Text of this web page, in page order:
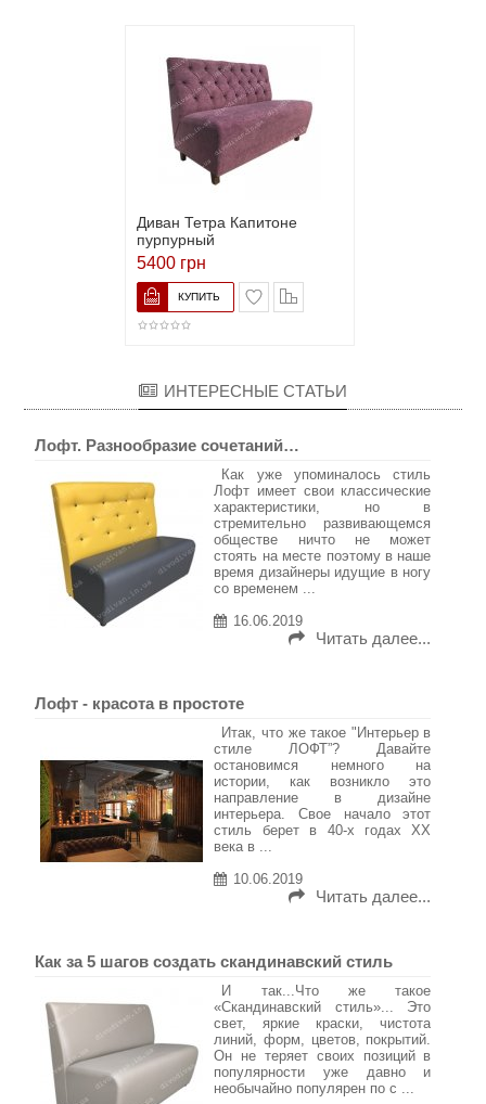
Диван Тетра Капитоне
пурпурный
5400 грн
ИНТЕРЕСНЫЕ СТАТЬИ
Лофт. Разнообразие сочетаний…
Как уже упоминалось стиль
Лофт имеет свои классические
характеристики, но в
стремительно развивающемся
обществе ничто не может
стоять на месте поэтому в наше
время дизайнеры идущие в ногу
со временем ...
16.06.2019
Читать далее...
Лофт - красота в простоте
Итак, что же такое "Интерьер в
стиле ЛОФТ”? Давайте
остановимся немного на
истории, как возникло это
направление в дизайне
интерьера. Свое начало этот
стиль берет в 40-х годах ХХ
века в ...
10.06.2019
Читать далее...
Как за 5 шагов создать скандинавский стиль
И так...Что же такое
«Скандинавский стиль»... Это
свет, яркие краски, чистота
линий, форм, цветов, покрытий.
Он не теряет своих позиций в
популярности уже давно и
необычайно популярен по с ...